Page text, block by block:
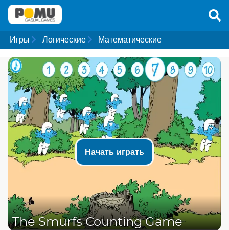
Игры Логические Математические
Начать играть
The Smurfs Counting Game